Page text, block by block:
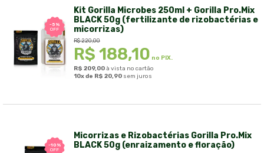
-5%
OFF
Kit Gorilla Microbes 250ml + Gorilla Pro.Mix
BLACK 50g (fertilizante de rizobactérias e
micorrizas)
R$220,00
R$ 188,10 no PIX.
R$ 209,00à vista no cartão
10x de R$ 20,90 sem juros
-10%
OFF
Micorrizas e Rizobactérias Gorilla Pro.Mix
BLACK 50g (enraizamento e floração)